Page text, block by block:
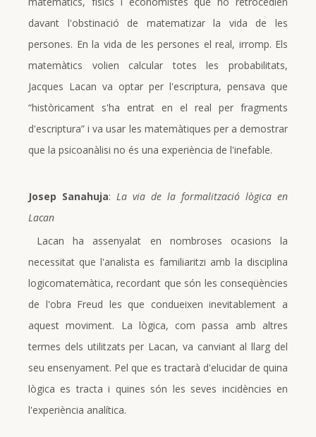
davant l'obstinació de matematizar la vida de les
persones. En la vida de les persones el real, irromp. Els
matemàtics volien calcular totes les probabilitats,
Jacques Lacan va optar per l'escriptura, pensava que
“històricament s'ha entrat en el real per fragments
d'escriptura” i va usar les matemàtiques per a demostrar
que la psicoanàlisi no és una experiència de l'inefable.
Josep Sanahuja: La via de la formalització lògica en
Lacan
Lacan ha assenyalat en nombroses ocasions la
necessitat que l'analista es familiaritzi amb la disciplina
logicomatemàtica, recordant que són les conseqüències
de l'obra Freud les que condueixen inevitablement a
aquest moviment. La lògica, com passa amb altres
termes dels utilitzats per Lacan, va canviant al llarg del
seu ensenyament. Pel que es tractarà d'elucidar de quina
lògica es tracta i quines són les seves incidències en
l'experiència analítica.